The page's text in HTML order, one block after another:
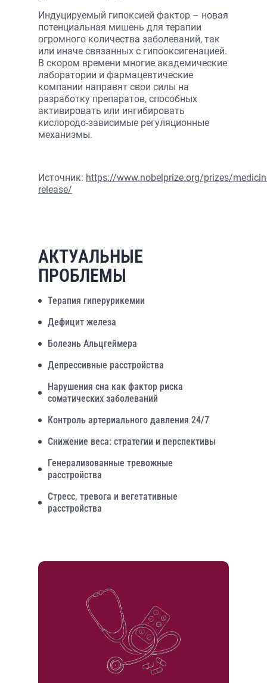
Индуцируемый гипоксией фактор – новая
потенциальная мишень для терапии
огромного количества заболеваний, так
или иначе связанных с гипооксигенацией.
В скором времени многие академические
лаборатории и фармацевтические
компании направят свои силы на
разработку препаратов, способных
активировать или ингибировать
кислородо-зависимые регуляционные
механизмы.
Источник: https://www.nobelprize.org/prizes/
release/
АКТУАЛЬНЫЕ
ПРОБЛЕМЫ
Терапия гиперурикемии
Дефицит железа
Болезнь Альцгеймера
Депрессивные расстройства
Нарушения сна как фактор риска
соматических заболеваний
Контроль артериального давления 24/7
Снижение веса: стратегии и перспективы
Генерализованные тревожные
расстройства
Стресс, тревога и вегетативные
расстройства